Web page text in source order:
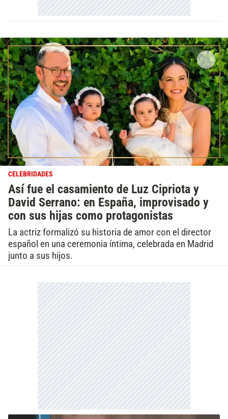
CELEBRIDADES
Así fue el casamiento de Luz Cipriota y
David Serrano: en España, improvisado y
con sus hijas como protagonistas
La actriz formalizó su historia de amor con el director
español en una ceremonia íntima, celebrada en Madrid
junto a sus hijos.